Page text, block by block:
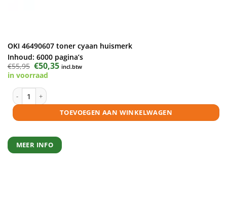
OKI 46490607 toner cyaan huismerk
Inhoud: 6000 pagina’s
€55,95 Oorspronkelijke
prijs
was:
€50,35Huidige
prijs
incl.btw
in voorraad
OKI 46490607 toner cyaan huismerk aantal
TOEVOEGEN AAN WINKELWAGEN
MEER INFO